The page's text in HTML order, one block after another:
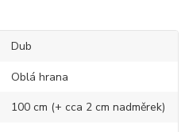
Dub
Oblá hrana
100 cm (+ cca 2 cm nadměrek)